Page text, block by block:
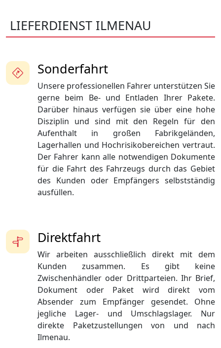
LIEFERDIENST ILMENAU
Sonderfahrt
Unsere professionellen Fahrer unterstützen Sie
gerne beim Be- und Entladen Ihrer Pakete.
Darüber hinaus verfügen sie über eine hohe
Disziplin und sind mit den Regeln für den
Aufenthalt in großen Fabrikgeländen,
Lagerhallen und Hochrisikobereichen vertraut.
Der Fahrer kann alle notwendigen Dokumente
für die Fahrt des Fahrzeugs durch das Gebiet
des Kunden oder Empfängers selbstständig
ausfüllen.
Direktfahrt
Wir arbeiten ausschließlich direkt mit dem
Kunden zusammen. Es gibt keine
Zwischenhändler oder Drittparteien. Ihr Brief,
Dokument oder Paket wird direkt vom
Absender zum Empfänger gesendet. Ohne
jegliche Lager- und Umschlagslager. Nur
direkte Paketzustellungen von und nach
Ilmenau.